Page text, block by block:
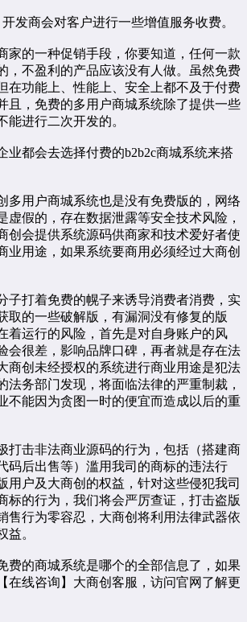
商会对客户进行一些增值服务收费。
的一种促销手段，你要知道，任何一款
，不盈利的产品应该没有人做。虽然免费
在功能上、性能上、安全上都不及于付费
且，免费的多用户商城系统除了提供一些
能进行二次开发的。
都会去选择付费的b2b2c商城系统来搭
用户商城系统也是没有免费版的，网络
虚假的，存在数据泄露等安全技术风险，
创会提供系统源码供商家和技术爱好者使
业用途，如果系统要商用必须经过大商创
打着免费的幌子来诱导消费者消费，实
取的一些破解版，有漏洞没有修复的版
着运行的风险，首先是对自身账户的风
会很差，影响品牌口碑，再者就是存在法
商创未经授权的系统进行商业用途是犯法
法务部门发现，将面临法律的严重制裁，
不能因为贪图一时的便宜而造成以后的重
击非法商业源码的行为，包括（搭建商
码后出售等）滥用我司的商标的违法行
用户及大商创的权益，针对这些侵犯我司
标的行为，我们将会严厉查证，打击盗版
售行为零容忍，大商创将利用法律武器依
益。
的商城系统是哪个的全部信息了，如果
在线咨询 】大商创客服，访问官网了解更